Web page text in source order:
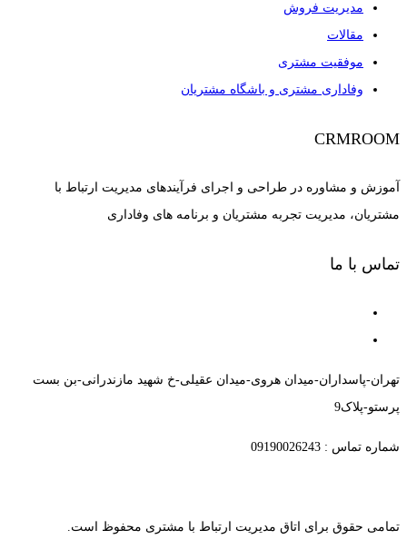
مدیریت فروش
مقالات
موفقیت مشتری
وفاداری مشتری و باشگاه مشتریان
CRMROOM
آموزش و مشاوره در طراحی و اجرای فرآیندهای مدیریت ارتباط با
مشتریان، مدیریت تجربه مشتریان و برنامه های وفاداری
تماس با ما
تهران-پاسداران-میدان هروی-میدان عقیلی-خ شهید مازندرانی-بن بست
پرستو-پلاک9
شماره تماس : 09190026243
تمامی حقوق برای اتاق مدیریت ارتباط با مشتری محفوظ است.